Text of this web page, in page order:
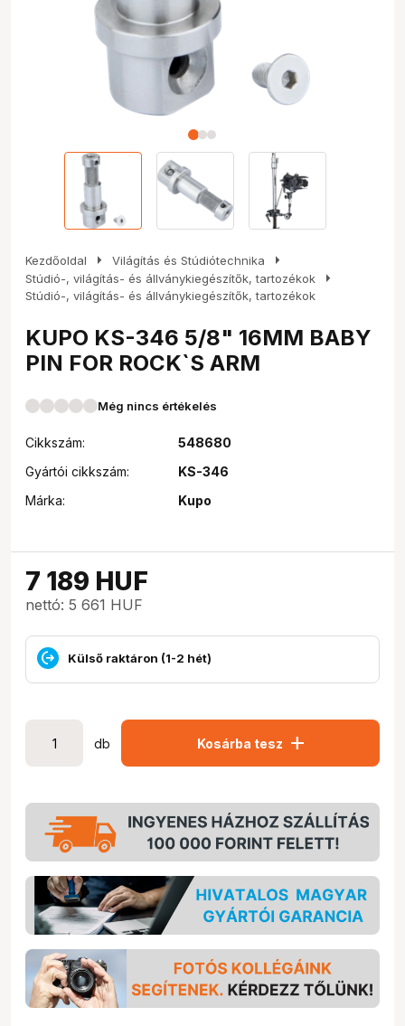
Kezdőoldal arrow_right Világítás és Stúdiótechnika arrow_right
Stúdió-, világítás- és állványkiegészítők, tartozékok arrow_right
Stúdió-, világítás- és állványkiegészítők, tartozékok
KUPO KS-346 5/8" 16MM BABY
PIN FOR ROCK`S ARM
Még nincs értékelés
Cikkszám:
548680
Gyártói cikkszám:
KS-346
Márka:
Kupo
7 189 HUF
nettó: 5 661 HUF
Külső raktáron (1-2 hét)
db Kosárba tesz add